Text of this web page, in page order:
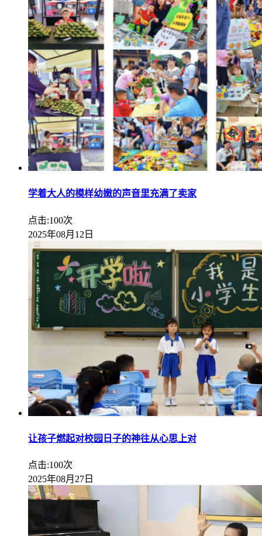
学着大人的模样幼嫩的声音里充满了卖家
点击:100次
2025年08月12日
让孩子燃起对校园日子的神往从心思上对
点击:100次
2025年08月27日